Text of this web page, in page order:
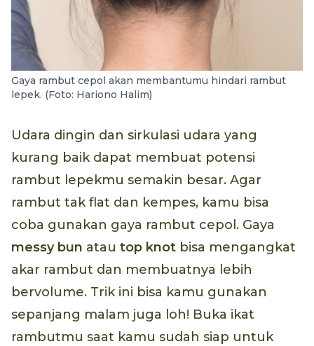
Gaya rambut cepol akan membantumu hindari rambut
lepek. (Foto: Hariono Halim)
Udara dingin dan sirkulasi udara yang
kurang baik dapat membuat potensi
rambut lepekmu semakin besar. Agar
rambut tak flat dan kempes, kamu bisa
coba gunakan gaya rambut cepol. Gaya
messy bun atau top knot bisa mengangkat
akar rambut dan membuatnya lebih
bervolume. Trik ini bisa kamu gunakan
sepanjang malam juga loh! Buka ikat
rambutmu saat kamu sudah siap untuk